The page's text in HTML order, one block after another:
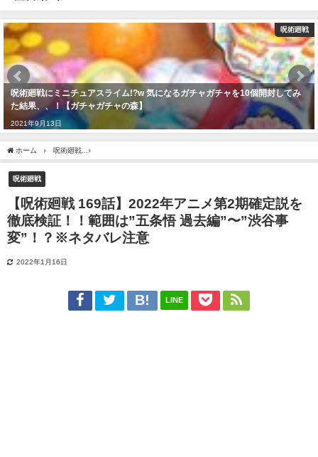
呪術廻戦
呪術廻戦にミニチュアスライム!?w 気になるガチャガチャを10個開封してみ
た結果、、！【ガチャガチャの森】
2021年9月13日
ホーム 呪術廻戦
呪術廻戦
【呪術廻戦 169話】2022年アニメ第2期確定説を
徹底検証！！範囲は”五条悟 過去編”〜”渋谷事
変”！？※ネタバレ注意
2022年1月16日
LINE